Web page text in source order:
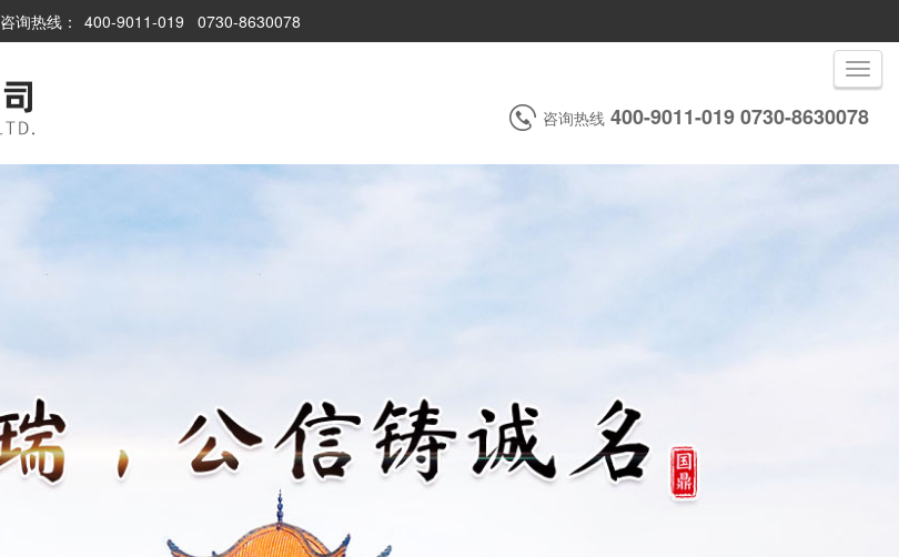
咨询热线： 400-9011-019 0730-8630078
咨询热线 400-9011-019 0730-8630078
Toggle